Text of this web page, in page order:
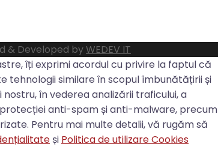
& Developed byWEDEV IT
îți exprimi acordul cu privire la faptul că
tehnologii similare în scopul îmbunătățirii și
în vederea analizării traficului, a
anti-spam și anti-malware, precum
Pentru mai multe detalii, vă rugăm să
și Politica de utilizare Cookies